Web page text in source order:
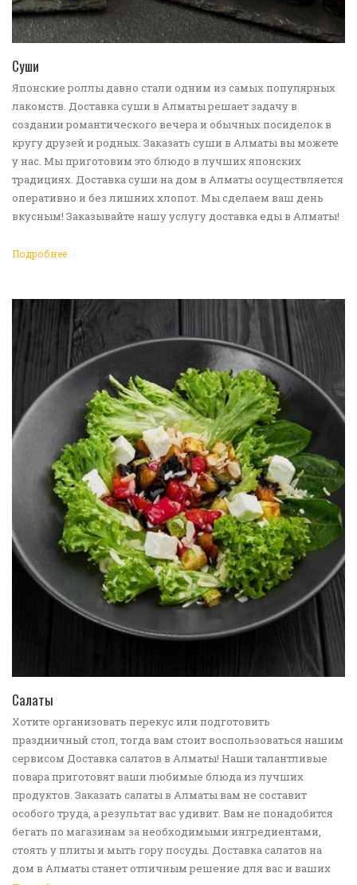
Суши
Японские роллы давно стали одним из самых популярных
лакомств. Доставка суши в Алматы решает задачу в
создании романтического вечера и обычных посиделок в
кругу друзей и родных. Заказать суши в Алматы вы можете
у нас. Мы приготовим это блюдо в лучших японских
традициях. Доставка суши на дом в Алматы осуществляется
оперативно и без лишних хлопот. Мы сделаем ваш день
вкусным! Заказывайте нашу услугу доставка еды в Алматы!
Подробнее
Салаты
Хотите организовать перекус или подготовить
праздничный стол, тогда вам стоит воспользоваться нашим
сервисом Доставка салатов в Алматы! Наши талантливые
повара приготовят ваши любимые блюда из лучших
продуктов. Заказать салаты в Алматы вам не составит
особого труда, а результат вас удивит. Вам не понадобится
бегать по магазинам за необходимыми ингредиентами,
стоять у плиты и мыть гору посуды. Доставка салатов на
дом в Алматы станет отличным решение для вас и ваших